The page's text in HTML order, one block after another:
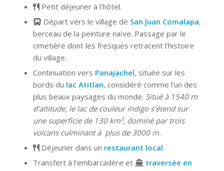
Petit déjeuner à l’hôtel.
Départ vers le village de San Juan Comalapa,
berceau de la peinture naïve. Passage par le
cimetière dont les fresques retracent l’histoire
du village.
Continuation vers Panajachel, située sur les
bords du lac Atitlan, considéré comme l’un des
plus beaux paysages du monde. Situé à 1540 m
d’altitude, le lac de couleur indigo s’étend sur
une superficie de 130 km², dominé par trois
volcans culminant à plus de 3000 m.
Déjeuner dans un restaurant local.
Transfert à l’embarcadère et
traversée en